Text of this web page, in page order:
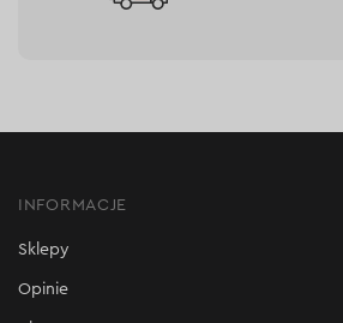
INFORMACJE
Sklepy
Opinie